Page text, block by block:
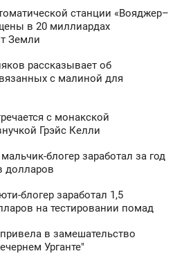
станции «Вояджер–
в 20 миллиардах
Земли
рассказывает об
с малиной для
с монакской
Грэйс Келли
блогер заработал за год
долларов
блогер заработал 1,5
на тестировании помад
в замешательство
Урганте"